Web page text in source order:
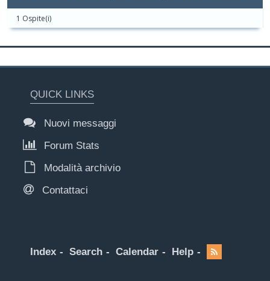
1 Ospite(i)
QUICK LINKS
Nuovi messaggi
Forum Stats
Modalità archivio
Contattaci
Index Search Calendar Help